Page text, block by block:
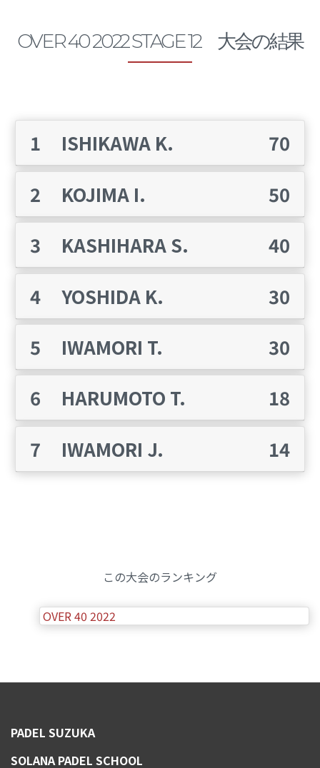
OVER 40
2022 - 10
月
完了
OVER 40 2022 STAGE 12 大会の結果
1 ISHIKAWA K.
70
2
KOJIMA I.
50
3
KASHIHARA S.
40
4
YOSHIDA K.
30
5
IWAMORI T.
30
6
HARUMOTO T.
18
7
IWAMORI J. 14
この大会のランキング
OVER 40 2022
PADEL SUZUKA
SOLANA PADEL SCHOOL